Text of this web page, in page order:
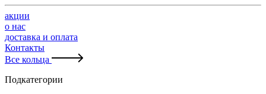
акции
о нас
доставка и оплата
Контакты
Все кольца
Подкатегории